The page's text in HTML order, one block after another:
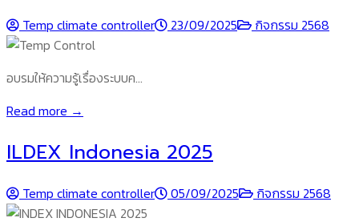
Temp climate controller 23/09/2025 กิจกรรม 2568
อบรมให้ความรู้เรื่องระบบค…
Read more →
ILDEX Indonesia 2025
Temp climate controller 05/09/2025 กิจกรรม 2568